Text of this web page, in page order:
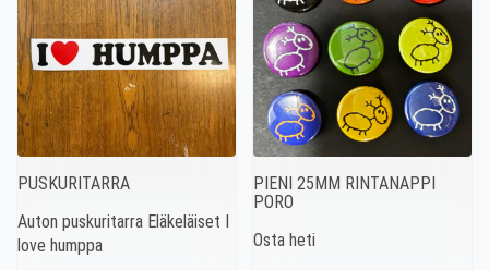
PUSKURITARRA
Auton puskuritarra Eläkeläiset I
love humppa
PIENI 25MM RINTANAPPI
PORO
Osta heti